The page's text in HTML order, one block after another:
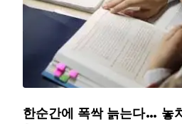
한순간에 폭싹 늙는다… 놓